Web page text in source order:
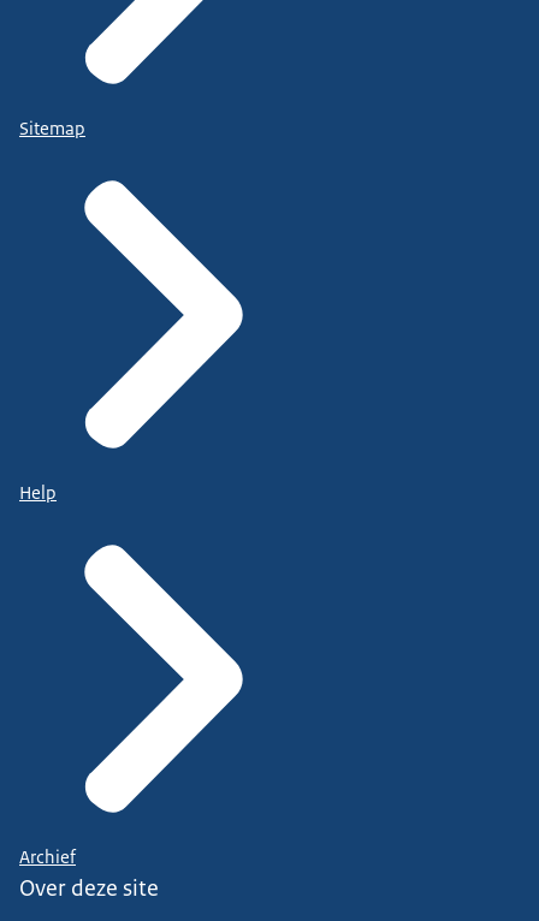
Sitemap
Help
Archief
Over deze site